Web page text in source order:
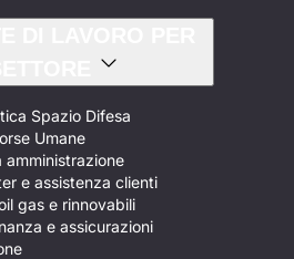
Spazio Difesa
Umane
amministrazione
e assistenza clienti
gas e rinnovabili
e assicurazioni